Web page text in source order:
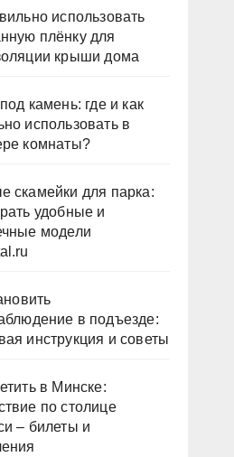
использовать
плёнку для
крыши дома
камень: где и как
использовать в
комнаты?
скамейки для парка:
удобные и
модели
в подъезде:
инструкция и советы
в Минске:
по столице
– билеты и